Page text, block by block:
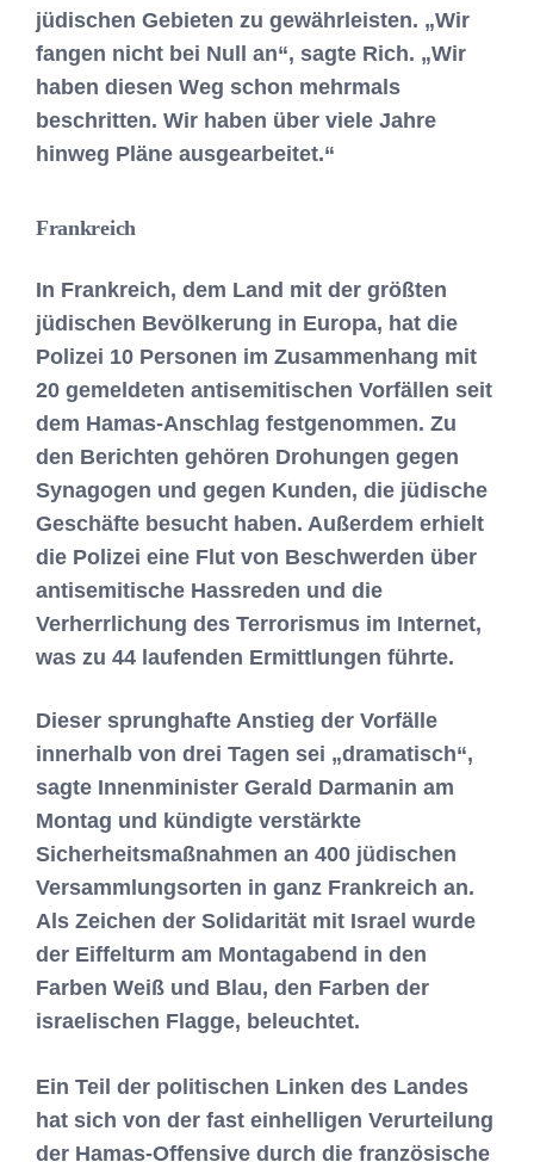
jüdischen Gebieten zu gewährleisten. „Wir
fangen nicht bei Null an“, sagte Rich. „Wir
haben diesen Weg schon mehrmals
beschritten. Wir haben über viele Jahre
hinweg Pläne ausgearbeitet.“
Frankreich
In Frankreich, dem Land mit der größten
jüdischen Bevölkerung in Europa, hat die
Polizei 10 Personen im Zusammenhang mit
20 gemeldeten antisemitischen Vorfällen seit
dem Hamas-Anschlag festgenommen. Zu
den Berichten gehören Drohungen gegen
Synagogen und gegen Kunden, die jüdische
Geschäfte besucht haben. Außerdem erhielt
die Polizei eine Flut von Beschwerden über
antisemitische Hassreden und die
Verherrlichung des Terrorismus im Internet,
was zu 44 laufenden Ermittlungen führte.
Dieser sprunghafte Anstieg der Vorfälle
innerhalb von drei Tagen sei „dramatisch“,
sagte Innenminister Gerald Darmanin am
Montag und kündigte verstärkte
Sicherheitsmaßnahmen an 400 jüdischen
Versammlungsorten in ganz Frankreich an.
Als Zeichen der Solidarität mit Israel wurde
der Eiffelturm am Montagabend in den
Farben Weiß und Blau, den Farben der
israelischen Flagge, beleuchtet.
Ein Teil der politischen Linken des Landes
hat sich von der fast einhelligen Verurteilung
der Hamas-Offensive durch die französische